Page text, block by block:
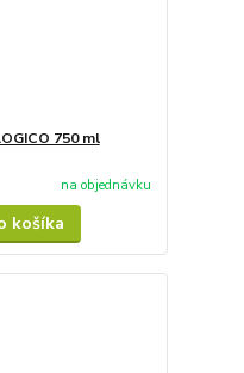
750 ml
na objednávku
košíka